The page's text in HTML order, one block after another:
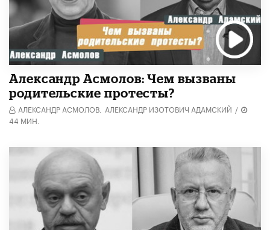
Александр Асмолов: Чем вызваны
родительские протесты?
АЛЕКСАНДР АСМОЛОВ, АЛЕКСАНДР ИЗОТОВИЧ АДАМСКИЙ /
44 МИН.